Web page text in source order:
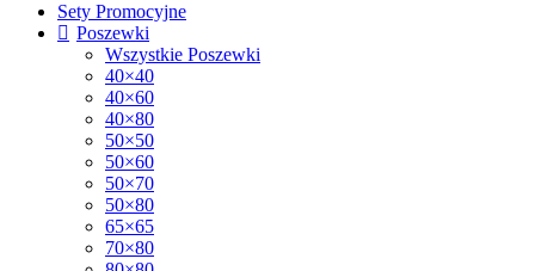
Sety Promocyjne
Poszewki
Wszystkie Poszewki
40×40
40×60
40×80
50×50
50×60
50×70
50×80
65×65
70×80